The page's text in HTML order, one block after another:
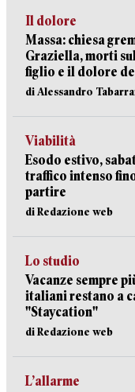
Il dolore
Massa: chiesa
Graziella, morti
figlio e il dolore
di Alessandro
Viabilità
Esodo estivo,
traffico intenso
partire
di Redazione web
Lo studio
Vacanze sempre
italiani restano a
"Staycation"
di Redazione web
L’allarme